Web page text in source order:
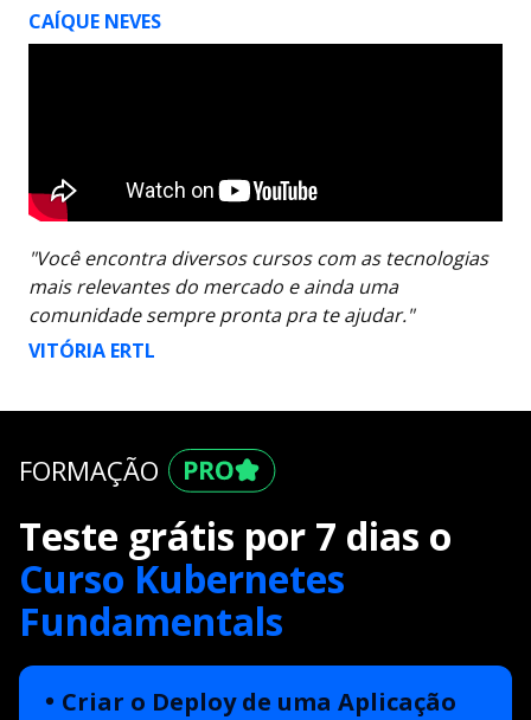
CAÍQUE NEVES
"Você encontra diversos cursos com as tecnologias
mais relevantes do mercado e ainda uma
comunidade sempre pronta pra te ajudar."
VITÓRIA ERTL
FORMAÇÃO
Teste grátis por 7 dias o
Curso Kubernetes
Fundamentals
Criar o Deploy de uma Aplicação